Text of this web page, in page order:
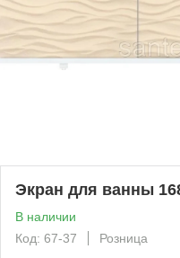
Экран для ванны
В наличии
Код: 67-37
Розница